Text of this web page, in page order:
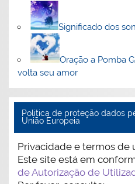
Significado dos
Oração a Pomba
volta seu amor
Politica de proteção dados
União Europeia
Privacidade e termos de
Este site está em
de Autorização de